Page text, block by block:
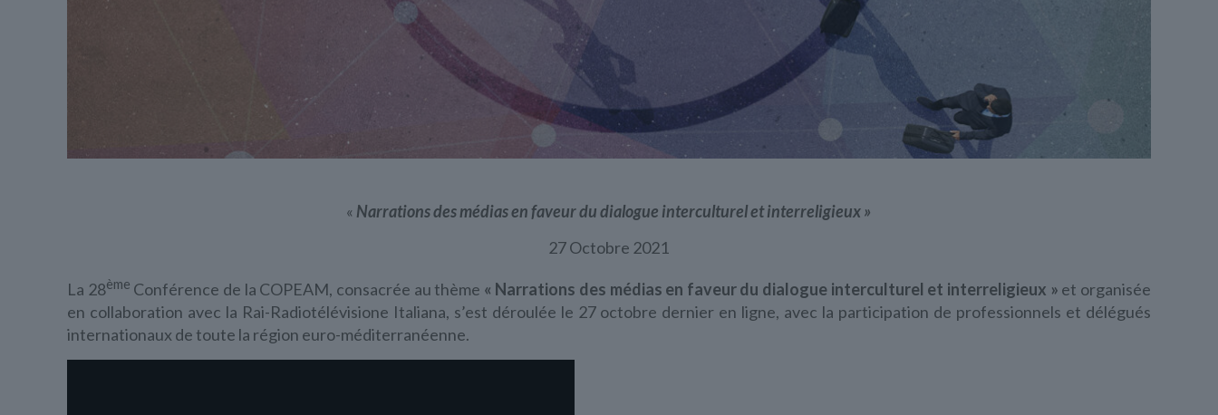
« Narrations des médias en faveur du dialogue interculturel et interreligieux »
27 Octobre 2021
La 28ème Conférence de la COPEAM, consacrée au thème « Narrations des médias en faveur du dialogue interculturel et interreligieux » et organisée
en collaboration avec la Rai-Radiotélévisione Italiana, s’est déroulée le 27 octobre dernier en ligne, avec la participation de professionnels et délégués
internationaux de toute la région euro-méditerranéenne.